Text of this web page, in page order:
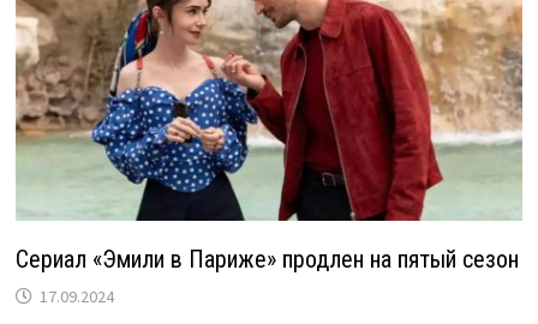
Сериал «Эмили в Париже» продлен на пятый сезон
17.09.2024